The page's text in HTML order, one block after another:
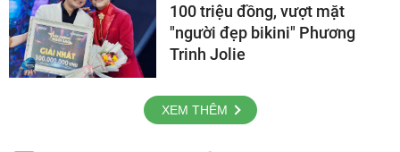
100 triệu đồng, vượt mặt
"người đẹp bikini" Phương
Trinh Jolie
XEM THÊM